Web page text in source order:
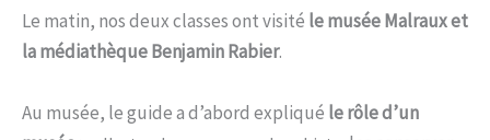
Le matin, nos deux classes ont visité le musée Malraux et
la médiathèque Benjamin Rabier.
Au musée, le guide a d’abord expliqué le rôle d’un